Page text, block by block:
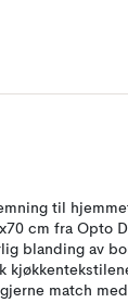
til
cm fra Opto
blanding av
match